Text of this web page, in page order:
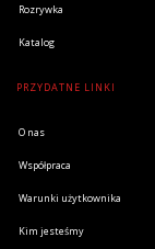
Rozrywka
Katalog
PRZYDATNE LINKI
O nas
Współpraca
Warunki użytkownika
Kim jesteśmy